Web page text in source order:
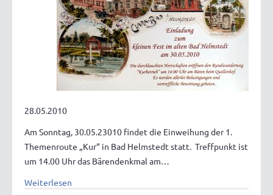
28.05.2010
Am Sonntag, 30.05.23010 findet die Einweihung der 1.
Themenroute „Kur“ in Bad Helmstedt statt. Treffpunkt ist
um 14.00 Uhr das Bärendenkmal am…
Weiterlesen